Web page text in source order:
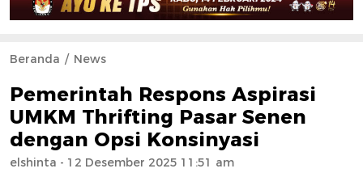
Beranda News
Pemerintah Respons Aspirasi
UMKM Thrifting Pasar Senen
dengan Opsi Konsinyasi
elshinta - 12 Desember 2025 11:51 am